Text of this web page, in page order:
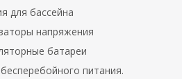
для бассейна
напряжения
батареи
питания.